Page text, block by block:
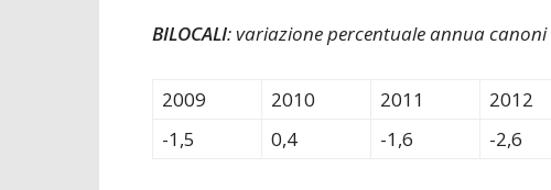
BILOCALI: variazione percentuale annua
2009 2010 2011 2012
-1,5
0,4 -1,6 -2,6